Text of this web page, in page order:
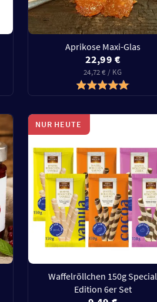
Aprikose Maxi-Glas
22,99 €
24,72 € / KG
NUR HEUTE
Waffelröllchen 150g Special
Edition 6er Set